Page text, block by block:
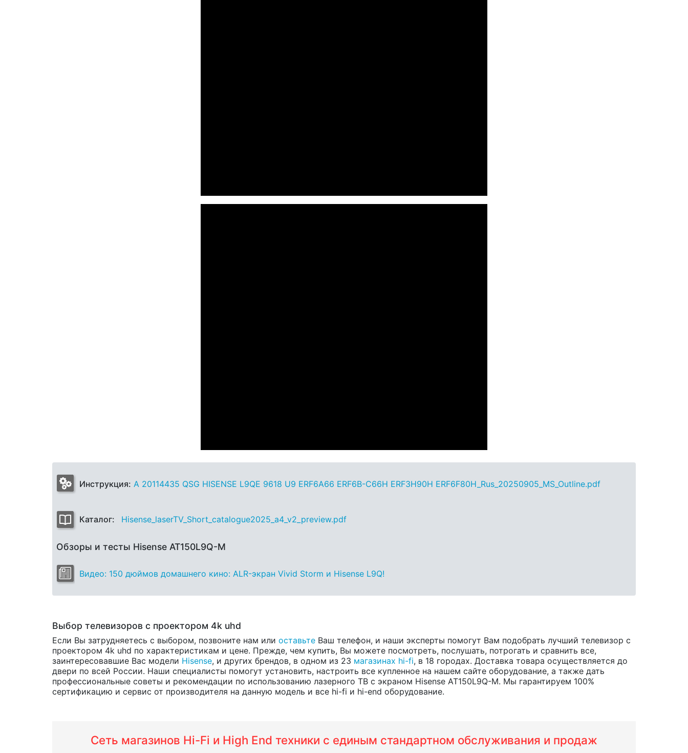
Инструкция: A 20114435 QSG HISENSE L9QE 9618 U9 ERF6A66 ERF6B-C66H ERF3H90H ERF6F80H_Rus_20250905_MS_Outline.pdf
Каталог: Hisense_laserTV_Short_catalogue2025_a4_v2_preview.pdf
Обзоры и тесты Hisense AT150L9Q-M
Видео: 150 дюймов домашнего кино: ALR-экран Vivid Storm и Hisense L9Q!
Выбор телевизоров с проектором 4k uhd
Если Вы затрудняетесь с выбором, позвоните нам или оставьте Ваш телефон, и наши эксперты помогут Вам подобрать лучший телевизор с
проектором 4k uhd по характеристикам и цене. Прежде, чем купить, Вы можете посмотреть, послушать, потрогать и сравнить все,
заинтересовавшие Вас модели Hisense, и других брендов, в одном из 23 магазинах hi-fi, в 18 городах. Доставка товара осуществляется до
двери по всей России. Наши специалисты помогут установить, настроить все купленное на нашем сайте оборудование, а также дать
профессиональные советы и рекомендации по использованию лазерного ТВ с экраном Hisense AT150L9Q-M. Мы гарантируем 100%
сертификацию и сервис от производителя на данную модель и все hi-fi и hi-end оборудование.
Сеть магазинов Hi-Fi и High End техники с единым стандартном обслуживания и продаж